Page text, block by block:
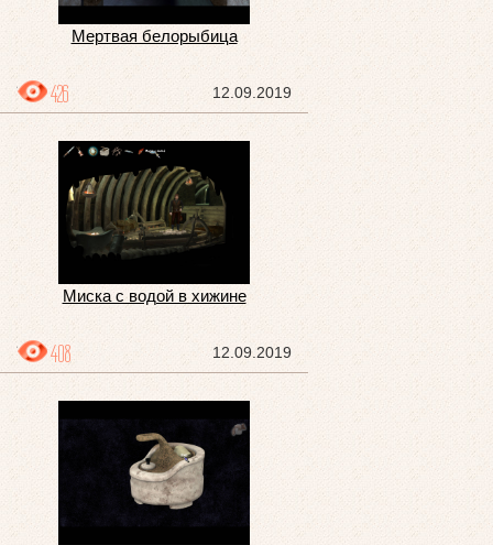
Мертвая белорыбица
12.09.2019
426
Миска с водой в хижине
12.09.2019
408